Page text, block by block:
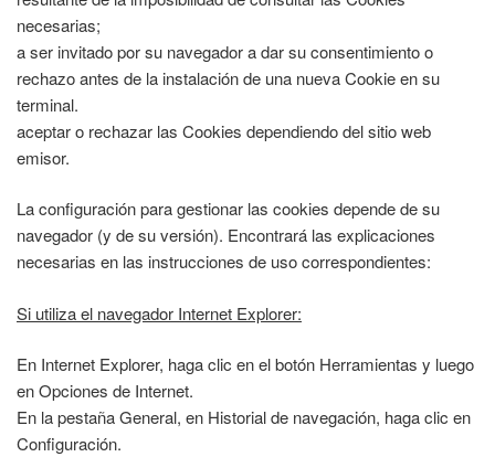
necesarias;
a ser invitado por su navegador a dar su consentimiento o
rechazo antes de la instalación de una nueva Cookie en su
terminal.
aceptar o rechazar las Cookies dependiendo del sitio web
emisor.
La configuración para gestionar las cookies depende de su
navegador (y de su versión). Encontrará las explicaciones
necesarias en las instrucciones de uso correspondientes:
Si utiliza el navegador Internet Explorer:
En Internet Explorer, haga clic en el botón Herramientas y luego
en Opciones de Internet.
En la pestaña General, en Historial de navegación, haga clic en
Configuración.